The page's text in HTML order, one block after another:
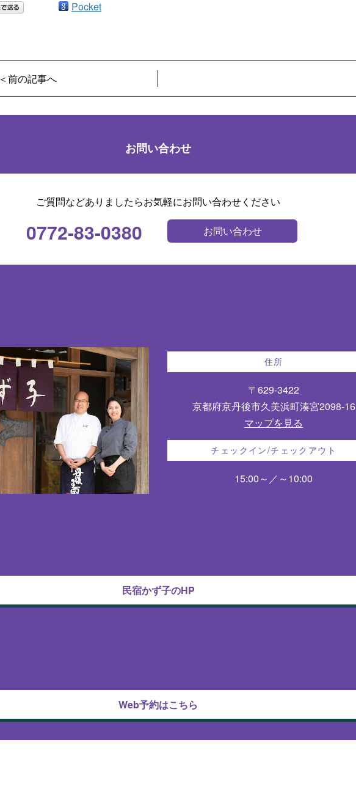
Pocket
＜前の記事へ
お問い合わせ
ご質問などありましたらお気軽にお問い合わせください
0772-83-0380 お問い合わせ
住所
〒629-3422
京都府京丹後市久美浜町湊宮2098-16
マップを見る
チェックイン/チェックアウト
15:00～／～10:00
民宿かず子のHP
Web予約はこちら